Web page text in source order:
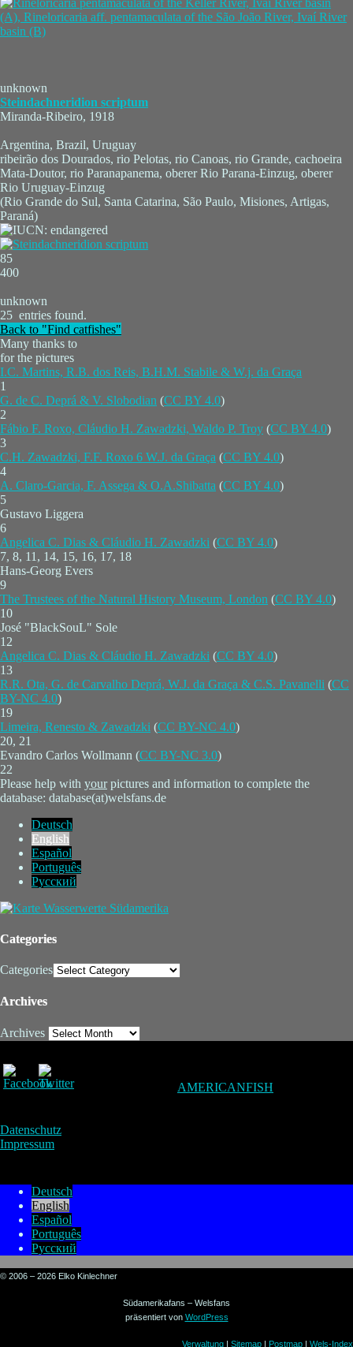
unknown
Steindachneridion scriptum
Miranda-Ribeiro, 1918
Argentina, Brazil, Uruguay
ribeirão dos Dourados, rio Pelotas, rio Canoas, rio Grande, cachoeira
Mata-Doutor, rio Paranapanema, oberer Rio Parana-Einzug, oberer
Rio Uruguay-Einzug
(Rio Grande do Sul, Santa Catarina, São Paulo, Misiones, Artigas,
Paraná)
85
400
unknown
25 entries found.
Back to "Find catfishes"
Many thanks to
for the pictures
I.C. Martins, R.B. dos Reis, B.H.M. Stabile & W.j. da Graça
1
G. de C. Deprá & V. Slobodian (CC BY 4.0)
2
Fábio F. Roxo, Cláudio H. Zawadzki, Waldo P. Troy (CC BY 4.0)
3
C.H. Zawadzki, F.F. Roxo 6 W.J. da Graça (CC BY 4.0)
4
A. Claro-Garcia, F. Assega & O.A.Shibatta (CC BY 4.0)
5
Gustavo Liggera
6
Angelica C. Dias & Cláudio H. Zawadzki (CC BY 4.0)
7, 8, 11, 14, 15, 16, 17, 18
Hans-Georg Evers
9
The Trustees of the Natural History Museum, London (CC BY 4.0)
10
José "BlackSouL" Sole
12
Angelica C. Dias & Cláudio H. Zawadzki (CC BY 4.0)
13
R.R. Ota, G. de Carvalho Deprá, W.J. da Graça & C.S. Pavanelli (CC
BY-NC 4.0)
19
Limeira, Renesto & Zawadzki (CC BY-NC 4.0)
20, 21
Evandro Carlos Wollmann (CC BY-NC 3.0)
22
Please help with yourpictures and information to complete the
database: database(at)welsfans.de
Deutsch
English
Español
Português
Русский
Categories
Categories
Archives
Archives
AMERICANFISH
Datenschutz
Impressum
Deutsch
English
Español
Português
Русский
© 2006 – 2026 Elko Kinlechner
Südamerikafans – Welsfans
präsentiert von WordPress
Verwaltung | Sitemap | Postmap | Wels-Index